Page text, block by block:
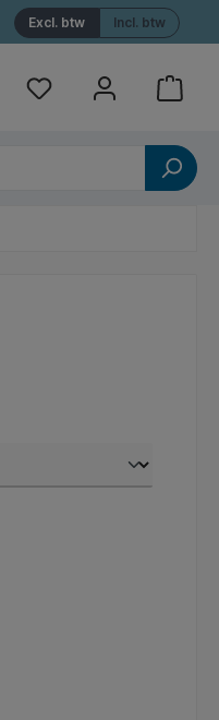
Incl. btw
Excl. btw
Referenties